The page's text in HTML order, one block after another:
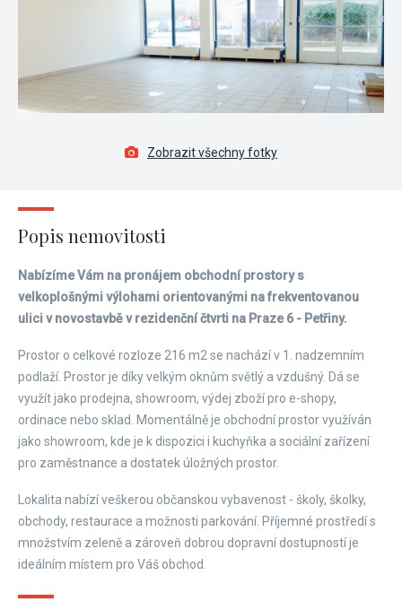
Zobrazit všechny fotky
Popis nemovitosti
Nabízíme Vám na pronájem obchodní prostory s
velkoplošnými výlohami orientovanými na frekventovanou
ulici v novostavbě v rezidenční čtvrti na Praze 6 - Petřiny.
Prostor o celkové rozloze 216 m2 se nachází v 1. nadzemním
podlaží. Prostor je díky velkým oknům světlý a vzdušný. Dá se
využít jako prodejna, showroom, výdej zboží pro e-shopy,
ordinace nebo sklad. Momentálně je obchodní prostor využíván
jako showroom, kde je k dispozici i kuchyňka a sociální zařízení
pro zaměstnance a dostatek úložných prostor.
Lokalita nabízí veškerou občanskou vybavenost - školy, školky,
obchody, restaurace a možnosti parkování. Příjemné prostředí s
množstvím zeleně a zároveň dobrou dopravní dostupností je
ideálním místem pro Váš obchod.